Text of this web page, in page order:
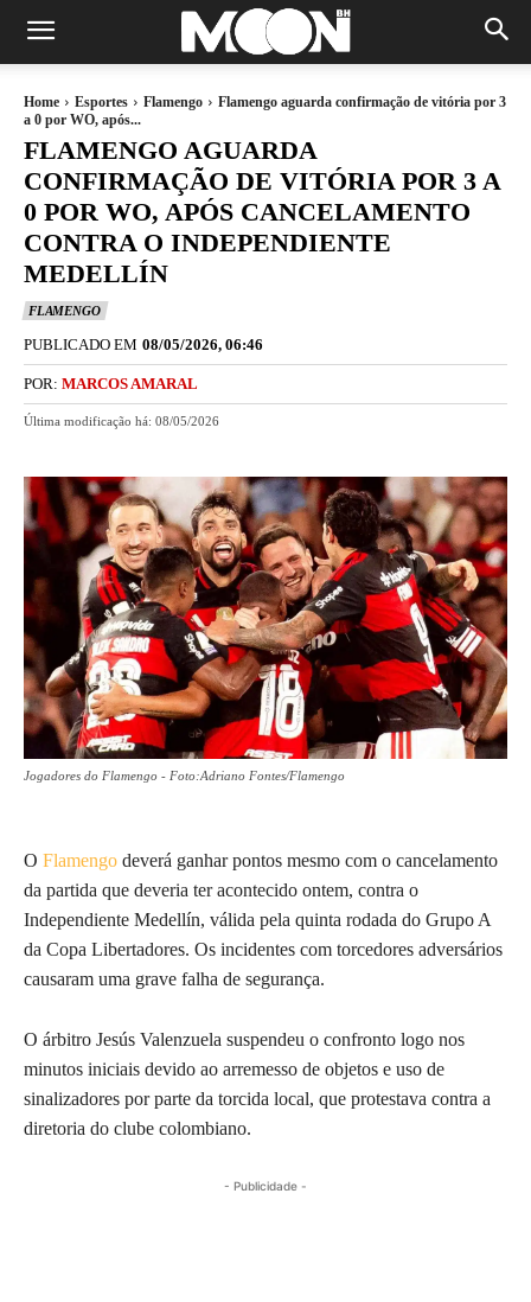
Home Esportes Flamengo
Flamengo aguarda confirmação de vitória por 3
a 0 por WO, após...
FLAMENGO AGUARDA
CONFIRMAÇÃO DE VITÓRIA POR 3 A
0 POR WO, APÓS CANCELAMENTO
CONTRA O INDEPENDIENTE
MEDELLÍN
FLAMENGO
PUBLICADO EM 08/05/2026, 06:46
POR: MARCOS AMARAL
Última modificação há: 08/05/2026
Jogadores do Flamengo - Foto:Adriano Fontes/Flamengo
O Flamengo deverá ganhar pontos mesmo com o cancelamento
da partida que deveria ter acontecido ontem, contra o
Independiente Medellín, válida pela quinta rodada do Grupo A
da Copa Libertadores. Os incidentes com torcedores adversários
causaram uma grave falha de segurança.
O árbitro Jesús Valenzuela suspendeu o confronto logo nos
minutos iniciais devido ao arremesso de objetos e uso de
sinalizadores por parte da torcida local, que protestava contra a
diretoria do clube colombiano.
- Publicidade -